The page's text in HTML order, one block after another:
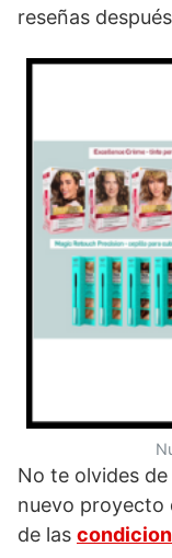
reseñas
No te olvides de
nuevo proyecto
de las